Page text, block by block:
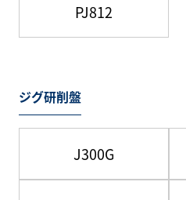
PJ812
ジグ研削盤
J300G